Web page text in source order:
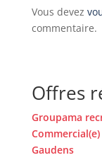
Vous devez
commentaire.
Offres
Groupama
Gaudens